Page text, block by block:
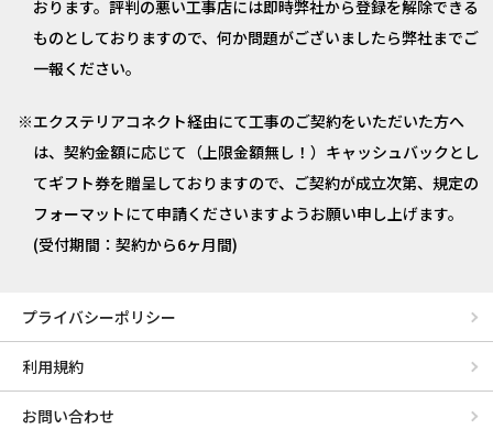
おります。評判の悪い工事店には即時弊社から登録を解除できる
ものとしておりますので、何か問題がございましたら弊社までご
一報ください。
エクステリアコネクト経由にて工事のご契約をいただいた方へ
は、契約金額に応じて（上限金額無し！）キャッシュバックとし
てギフト券を贈呈しておりますので、ご契約が成立次第、規定の
フォーマットにて申請くださいますようお願い申し上げます。
(受付期間：契約から6ヶ月間)
プライバシーポリシー
利用規約
お問い合わせ